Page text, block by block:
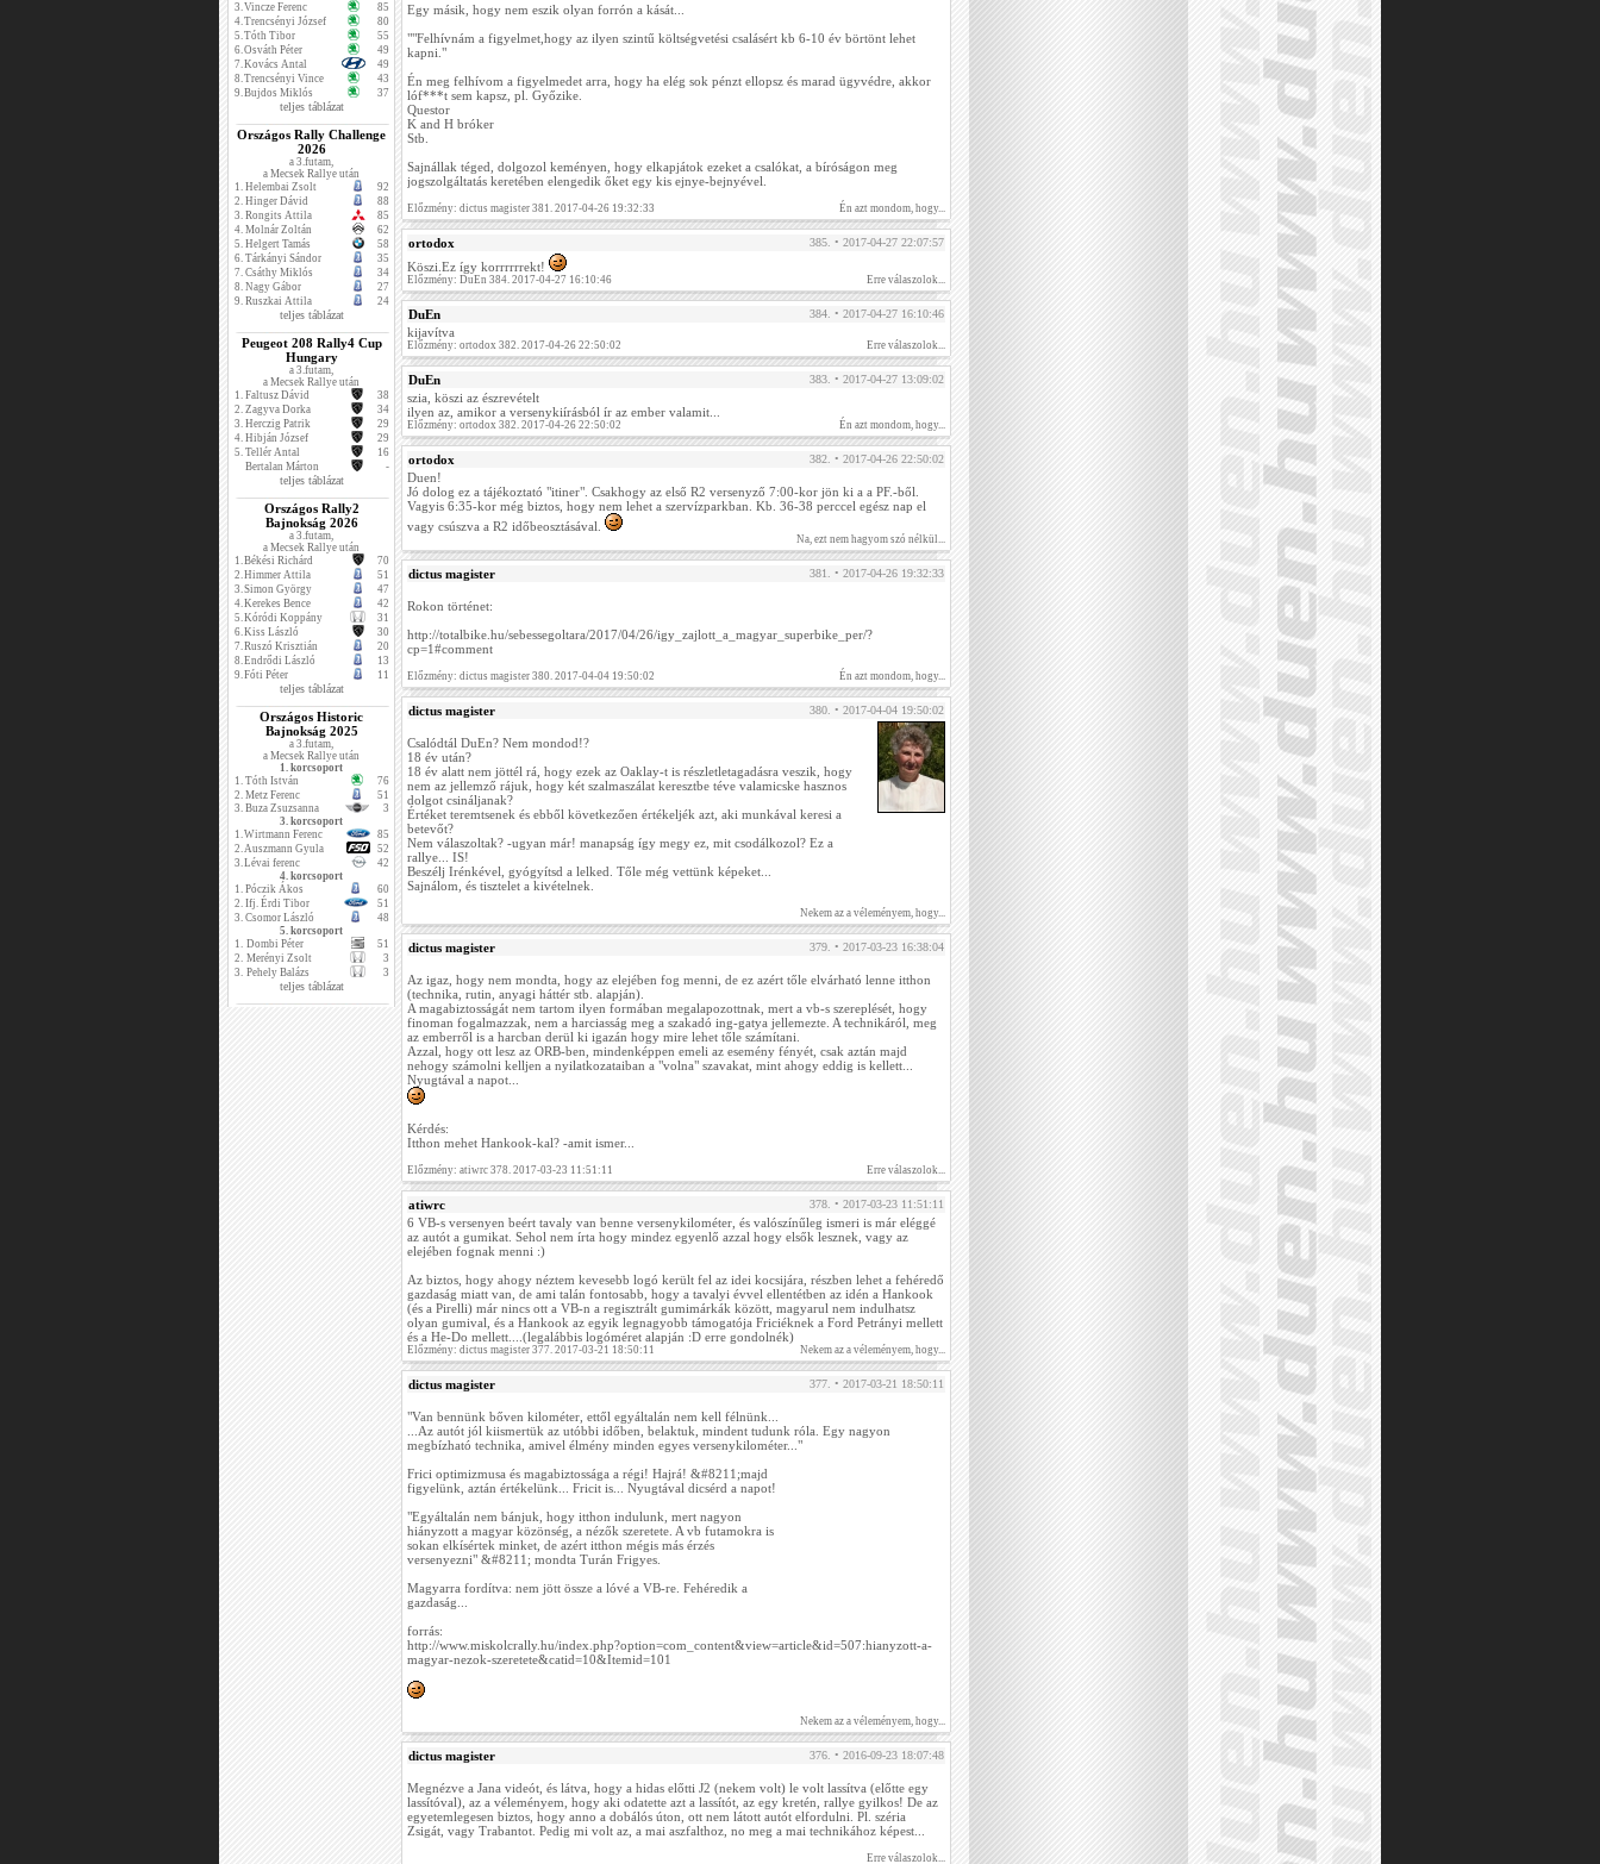
3.Vincze Ferenc
85
4.Trencsényi József
80
5.Tóth Tibor
55
6.Osváth Péter
49
7.Kovács Antal
49
8.Trencsényi Vince
43
9.Bujdos Miklós 37
teljes táblázat
Országos Rally Challenge
2026
a 3.futam,
a Mecsek Rallye után
1. Helembai Zsolt
92
2. Hinger Dávid
88
3. Rongits Attila
85
4. Molnár Zoltán
62
5. Helgert Tamás
58
6. Tárkányi Sándor
35
7. Csáthy Miklós
34
8. Nagy Gábor
27
9. Ruszkai Attila 24
teljes táblázat
Peugeot 208 Rally4 Cup
Hungary
a 3.futam,
a Mecsek Rallye után
1. Faltusz Dávid
38
2. Zagyva Dorka
34
3. Herczig Patrik
29
4. Hibján József
29
5. Tellér Antal
16
Bertalan Márton
-
teljes táblázat
Országos Rally2
Bajnokság 2026
a 3.futam,
a Mecsek Rallye után
1.Békési Richárd
70
2.Himmer Attila
51
3.Simon György
47
4.Kerekes Bence
42
5.Kóródi Koppány
31
6.Kiss László
30
7.Ruszó Krisztián
20
8.Endrődi László
13
9.Fóti Péter 11
teljes táblázat
Országos Historic
Bajnokság 2025
a 3.futam,
a Mecsek Rallye után
1. korcsoport
1. Tóth István
76
2. Metz Ferenc
51
3. Buza Zsuzsanna
3
3. korcsoport
1.Wirtmann Ferenc
85
2.Auszmann Gyula
52
3.Lévai ferenc
42
4. korcsoport
1. Póczik Ákos
60
2. Ifj. Érdi Tibor
51
3. Csomor László
48
5. korcsoport
1. Dombi Péter
51
2. Merényi Zsolt
3
3. Pehely Balázs 3
teljes táblázat
Egy másik, hogy nem eszik olyan forrón a kását...
""Felhívnám a figyelmet,hogy az ilyen szintű költségvetési csalásért kb 6-10 év börtönt lehet
kapni."
Én meg felhívom a figyelmedet arra, hogy ha elég sok pénzt ellopsz és marad ügyvédre, akkor
lóf***t sem kapsz, pl. Győzike.
Questor
K and H bróker
Stb.
Sajnállak téged, dolgozol keményen, hogy elkapjátok ezeket a csalókat, a bíróságon meg
jogszolgáltatás keretében elengedik őket egy kis ejnye-bejnyével.
Előzmény: dictus magister 381. 2017-04-26 19:32:33 Én azt mondom, hogy...
ortodox 385. • 2017-04-27 22:07:57
Köszi.Ez így korrrrrrekt!
Előzmény: DuEn 384. 2017-04-27 16:10:46 Erre válaszolok...
DuEn 384. • 2017-04-27 16:10:46
kijavítva
Előzmény: ortodox 382. 2017-04-26 22:50:02 Erre válaszolok...
DuEn 383. • 2017-04-27 13:09:02
szia, köszi az észrevételt
ilyen az, amikor a versenykiírásból ír az ember valamit...
Előzmény: ortodox 382. 2017-04-26 22:50:02 Én azt mondom, hogy...
ortodox 382. • 2017-04-26 22:50:02
Duen!
Jó dolog ez a tájékoztató "itiner". Csakhogy az első R2 versenyző 7:00-kor jön ki a a PF.-ből.
Vagyis 6:35-kor még biztos, hogy nem lehet a szervízparkban. Kb. 36-38 perccel egész nap el
vagy csúszva a R2 időbeosztásával.
Na, ezt nem hagyom szó nélkül...
dictus magister 381. • 2017-04-26 19:32:33
Rokon történet:
http://totalbike.hu/sebessegoltara/2017/04/26/igy_zajlott_a_magyar_superbike_per/?
cp=1#comment
Előzmény: dictus magister 380. 2017-04-04 19:50:02 Én azt mondom, hogy...
dictus magister 380. • 2017-04-04 19:50:02
Csalódtál DuEn? Nem mondod!?
18 év után?
18 év alatt nem jöttél rá, hogy ezek az Oaklay-t is részletletagadásra veszik, hogy
nem az jellemző rájuk, hogy két szalmaszálat keresztbe téve valamicske hasznos
dolgot csináljanak?
Értéket teremtsenek és ebből következően értékeljék azt, aki munkával keresi a
betevőt?
Nem válaszoltak? -ugyan már! manapság így megy ez, mit csodálkozol? Ez a
rallye... IS!
Beszélj Irénkével, gyógyítsd a lelked. Tőle még vettünk képeket...
Sajnálom, és tisztelet a kivételnek.
Nekem az a véleményem, hogy...
dictus magister 379. • 2017-03-23 16:38:04
Az igaz, hogy nem mondta, hogy az elejében fog menni, de ez azért tőle elvárható lenne itthon
(technika, rutin, anyagi háttér stb. alapján).
A magabiztosságát nem tartom ilyen formában megalapozottnak, mert a vb-s szereplését, hogy
finoman fogalmazzak, nem a harciasság meg a szakadó ing-gatya jellemezte. A technikáról, meg
az emberről is a harcban derül ki igazán hogy mire lehet tőle számítani.
Azzal, hogy ott lesz az ORB-ben, mindenképpen emeli az esemény fényét, csak aztán majd
nehogy számolni kelljen a nyilatkozataiban a "volna" szavakat, mint ahogy eddig is kellett...
Nyugtával a napot...
Kérdés:
Itthon mehet Hankook-kal? -amit ismer...
Előzmény: atiwrc 378. 2017-03-23 11:51:11 Erre válaszolok...
atiwrc 378. • 2017-03-23 11:51:11
6 VB-s versenyen beért tavaly van benne versenykilométer, és valószínűleg ismeri is már eléggé
az autót a gumikat. Sehol nem írta hogy mindez egyenlő azzal hogy elsők lesznek, vagy az
elejében fognak menni :)
Az biztos, hogy ahogy néztem kevesebb logó került fel az idei kocsijára, részben lehet a fehéredő
gazdaság miatt van, de ami talán fontosabb, hogy a tavalyi évvel ellentétben az idén a Hankook
(és a Pirelli) már nincs ott a VB-n a regisztrált gumimárkák között, magyarul nem indulhatsz
olyan gumival, és a Hankook az egyik legnagyobb támogatója Friciéknek a Ford Petrányi mellett
és a He-Do mellett....(legalábbis logóméret alapján :D erre gondolnék)
Előzmény: dictus magister 377. 2017-03-21 18:50:11 Nekem az a véleményem, hogy...
dictus magister 377. • 2017-03-21 18:50:11
"Van bennünk bőven kilométer, ettől egyáltalán nem kell félnünk...
...Az autót jól kiismertük az utóbbi időben, belaktuk, mindent tudunk róla. Egy nagyon
megbízható technika, amivel élmény minden egyes versenykilométer..."
Frici optimizmusa és magabiztossága a régi! Hajrá! &#8211;majd
figyelünk, aztán értékelünk... Fricit is... Nyugtával dicsérd a napot!
"Egyáltalán nem bánjuk, hogy itthon indulunk, mert nagyon
hiányzott a magyar közönség, a nézők szeretete. A vb futamokra is
sokan elkísértek minket, de azért itthon mégis más érzés
versenyezni" &#8211; mondta Turán Frigyes.
Magyarra fordítva: nem jött össze a lóvé a VB-re. Fehéredik a
gazdaság...
forrás:
http://www.miskolcrally.hu/index.php?option=com_content&view=article&id=507:hianyzott-a-
magyar-nezok-szeretete&catid=10&Itemid=101
Nekem az a véleményem, hogy...
dictus magister 376. • 2016-09-23 18:07:48
Megnézve a Jana videót, és látva, hogy a hidas előtti J2 (nekem volt) le volt lassítva (előtte egy
lassítóval), az a véleményem, hogy aki odatette azt a lassítót, az egy kretén, rallye gyilkos! De az
egyetemlegesen biztos, hogy anno a dobálós úton, ott nem látott autót elfordulni. Pl. széria
Zsigát, vagy Trabantot. Pedig mi volt az, a mai aszfalthoz, no meg a mai technikához képest...
Erre válaszolok...